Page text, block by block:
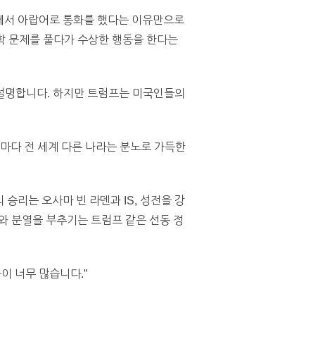
아랍어로 통화를 했다는 이유만으로
문제를 풀다가 수상한 행동을 한다는
합니다. 하지만 트럼프는 미국인들의
다 전 세계 다른 나라는 분노로 가득한
승리는 오사마 빈 라덴과 IS, 성전을 강
분열을 부추기는 트럼프 같은 선동 정
너무 많습니다.”